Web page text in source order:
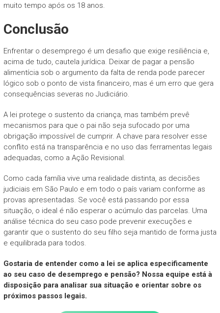
muito tempo após os 18 anos.
Conclusão
Enfrentar o desemprego é um desafio que exige resiliência e,
acima de tudo, cautela jurídica. Deixar de pagar a pensão
alimentícia sob o argumento da falta de renda pode parecer
lógico sob o ponto de vista financeiro, mas é um erro que gera
consequências severas no Judiciário.
A lei protege o sustento da criança, mas também prevê
mecanismos para que o pai não seja sufocado por uma
obrigação impossível de cumprir. A chave para resolver esse
conflito está na transparência e no uso das ferramentas legais
adequadas, como a Ação Revisional.
Como cada família vive uma realidade distinta, as decisões
judiciais em São Paulo e em todo o país variam conforme as
provas apresentadas. Se você está passando por essa
situação, o ideal é não esperar o acúmulo das parcelas. Uma
análise técnica do seu caso pode prevenir execuções e
garantir que o sustento do seu filho seja mantido de forma justa
e equilibrada para todos.
Gostaria de entender como a lei se aplica especificamente
ao seu caso de desemprego e pensão? Nossa equipe está à
disposição para analisar sua situação e orientar sobre os
próximos passos legais.